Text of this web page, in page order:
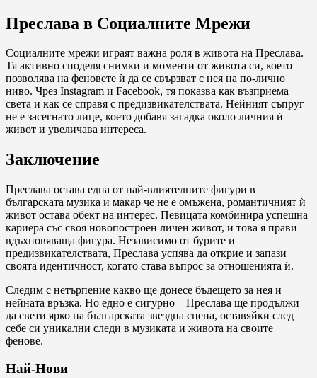
Преслава в Социалните Мрежи
Социалните мрежи играят важна роля в живота на Преслава.
Тя активно споделя снимки и моменти от живота си, което
позволява на феновете ѝ да се свързват с нея на по-лично
ниво. Чрез Instagram и Facebook, тя показва как възприема
света и как се справя с предизвикателствата. Нейният съпруг
не е засегнато лице, което добавя загадка около личния ѝ
живот и увеличава интереса.
Заключение
Преслава остава една от най-влиятелните фигури в
българската музика и макар че не е омъжена, романтичният ѝ
живот остава обект на интерес. Певицата комбинира успешна
кариера със своя новопостроен личен живот, и това я прави
вдъхновяваща фигура. Независимо от бурите и
предизвикателствата, Преслава успява да открие и запази
своята идентичност, когато става въпрос за отношенията ѝ.
Следим с нетърпение какво ще донесе бъдещето за нея и
нейната връзка. Но едно е сигурно – Преслава ще продължи
да свети ярко на българската звездна сцена, оставяйки след
себе си уникални следи в музиката и живота на своите
фенове.
Най-Нови